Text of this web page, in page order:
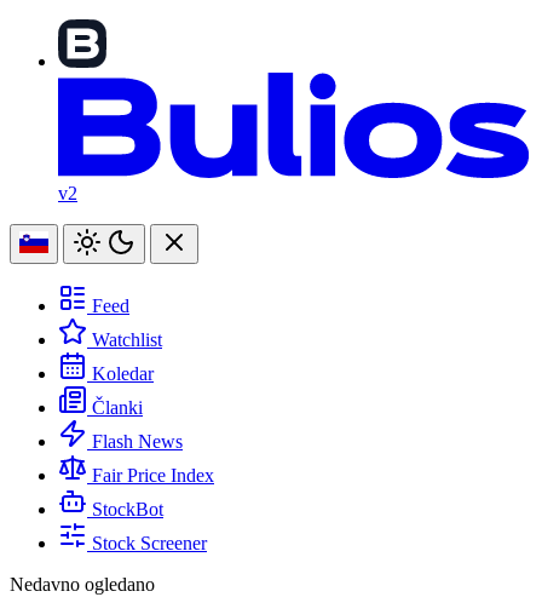
v2
Feed
Watchlist
Koledar
Članki
Flash News
Fair Price Index
StockBot
Stock Screener
Nedavno ogledano